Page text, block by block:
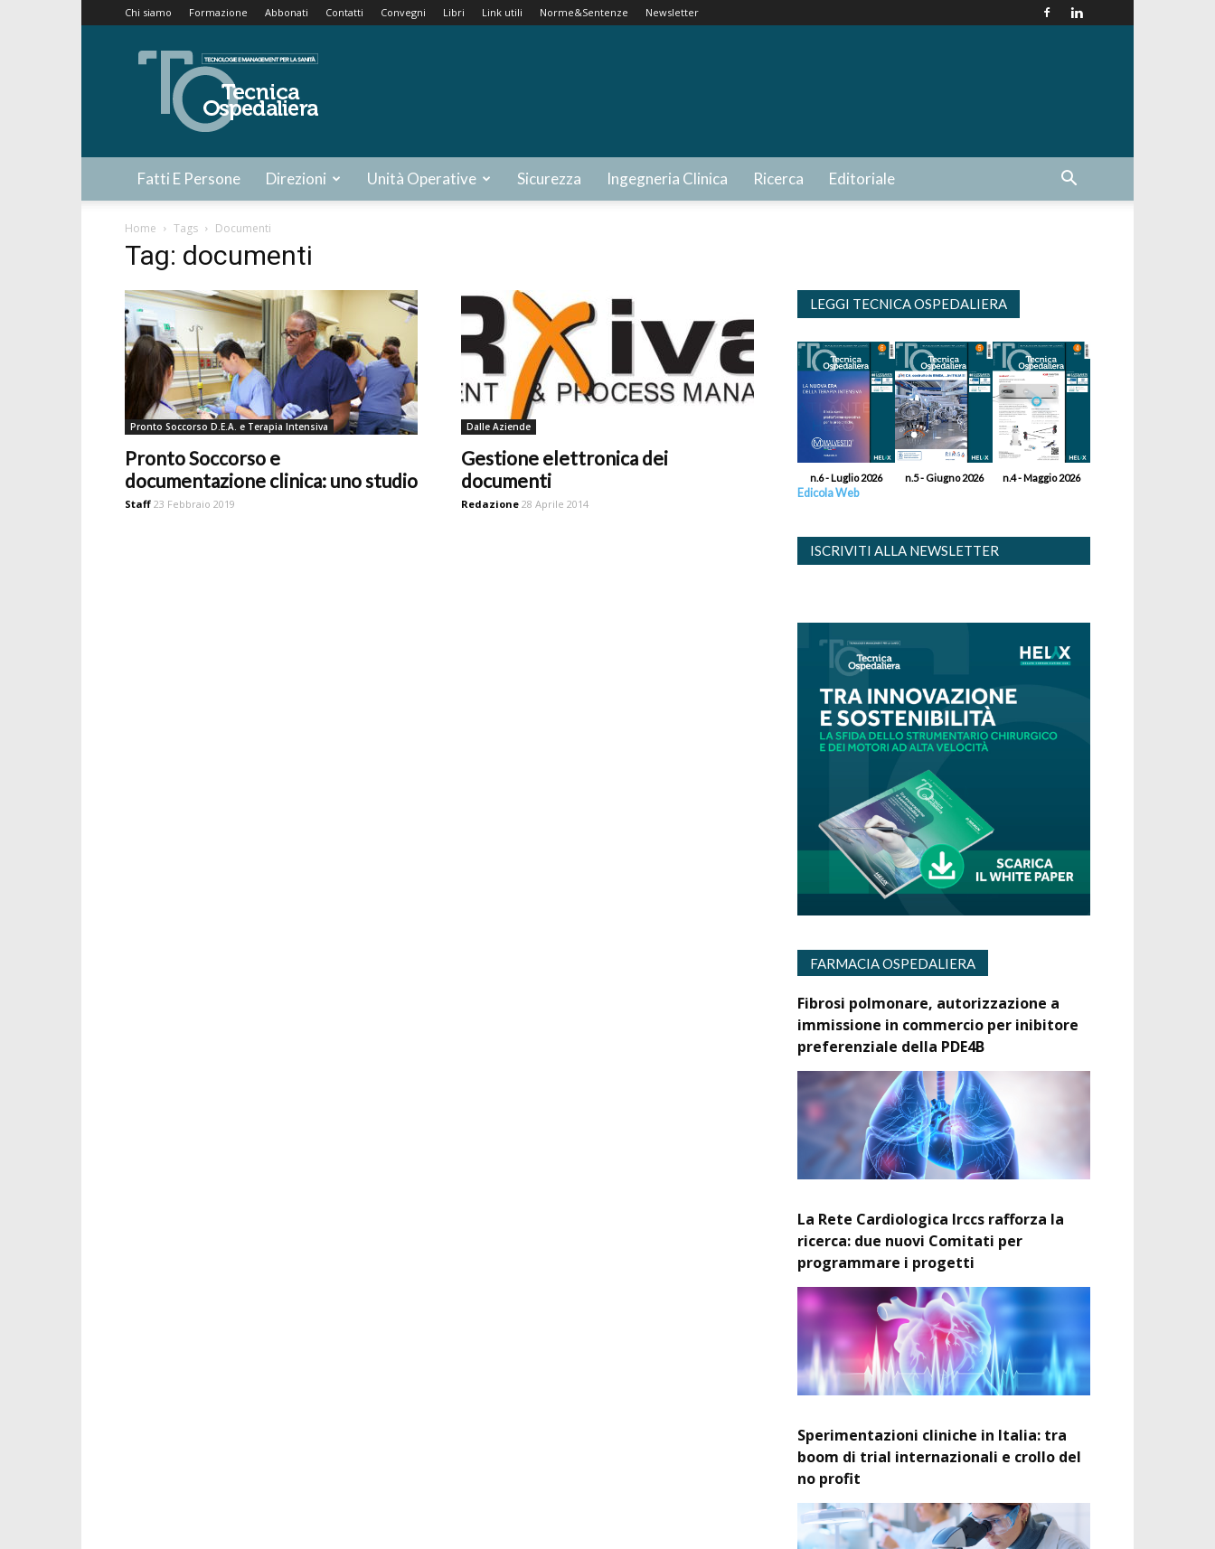
Chi siamo Formazione Abbonati Contatti Convegni Libri Link utili Norme&Sentenze Newsletter
Tecnica
Ospedaliera
Fatti E Persone Direzioni Unità Operative Sicurezza Ingegneria Clinica Ricerca Editoriale
Home Tags Documenti
Tag: documenti
Pronto Soccorso D.E.A. e Terapia Intensiva
Pronto Soccorso e
documentazione clinica: uno studio
Staff 23 Febbraio 2019
Dalle Aziende
Gestione elettronica dei
documenti
Redazione 28 Aprile 2014
LEGGI TECNICA OSPEDALIERA
n.6 - Luglio 2026 n.5 - Giugno 2026 n.4 - Maggio 2026
Edicola Web
ISCRIVITI ALLA NEWSLETTER
FARMACIA OSPEDALIERA
Fibrosi polmonare, autorizzazione a
immissione in commercio per inibitore
preferenziale della PDE4B
La Rete Cardiologica Irccs rafforza la
ricerca: due nuovi Comitati per
programmare i progetti
Sperimentazioni cliniche in Italia: tra
boom di trial internazionali e crollo del
no profit